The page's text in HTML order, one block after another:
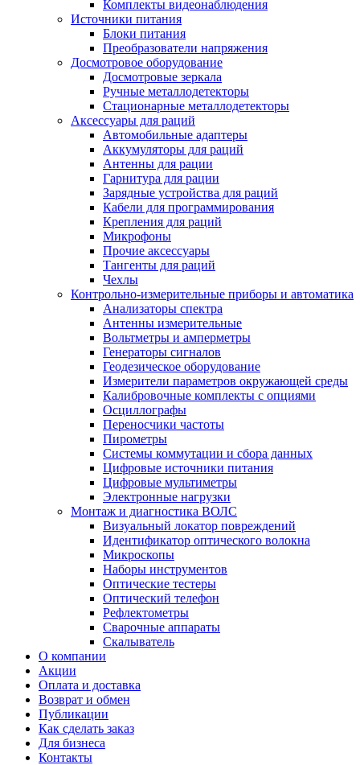
Комплекты видеонаблюдения
Источники питания
Блоки питания
Преобразователи напряжения
Досмотровое оборудование
Досмотровые зеркала
Ручные металлодетекторы
Стационарные металлодетекторы
Аксессуары для раций
Автомобильные адаптеры
Аккумуляторы для раций
Антенны для рации
Гарнитура для рации
Зарядные устройства для раций
Кабели для программирования
Крепления для раций
Микрофоны
Прочие аксессуары
Тангенты для раций
Чехлы
Контрольно-измерительные приборы и автоматика
Анализаторы спектра
Антенны измерительные
Вольтметры и амперметры
Генераторы сигналов
Геодезическое оборудование
Измерители параметров окружающей среды
Калибровочные комплекты с опциями
Осциллографы
Переносчики частоты
Пирометры
Системы коммутации и сбора данных
Цифровые источники питания
Цифровые мультиметры
Электронные нагрузки
Монтаж и диагностика ВОЛС
Визуальный локатор повреждений
Идентификатор оптического волокна
Микроскопы
Наборы инструментов
Оптические тестеры
Оптический телефон
Рефлектометры
Сварочные аппараты
Скалыватель
О компании
Акции
Оплата и доставка
Возврат и обмен
Публикации
Как сделать заказ
Для бизнеса
Контакты